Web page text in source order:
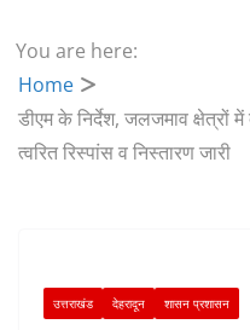
You are here:
Home
डीएम के निर्देश, जलजमाव
त्वरित रिस्पांस व निस्तारण जारी
उत्तराखंड देहरादून शासन प्रशासन